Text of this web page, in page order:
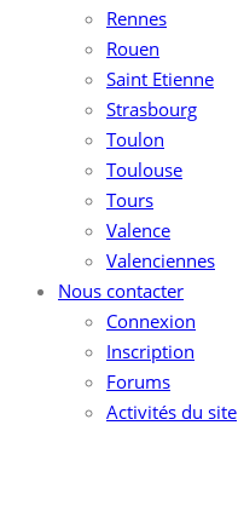
Rennes
Rouen
Saint Etienne
Strasbourg
Toulon
Toulouse
Tours
Valence
Valenciennes
Nous contacter
Connexion
Inscription
Forums
Activités du site